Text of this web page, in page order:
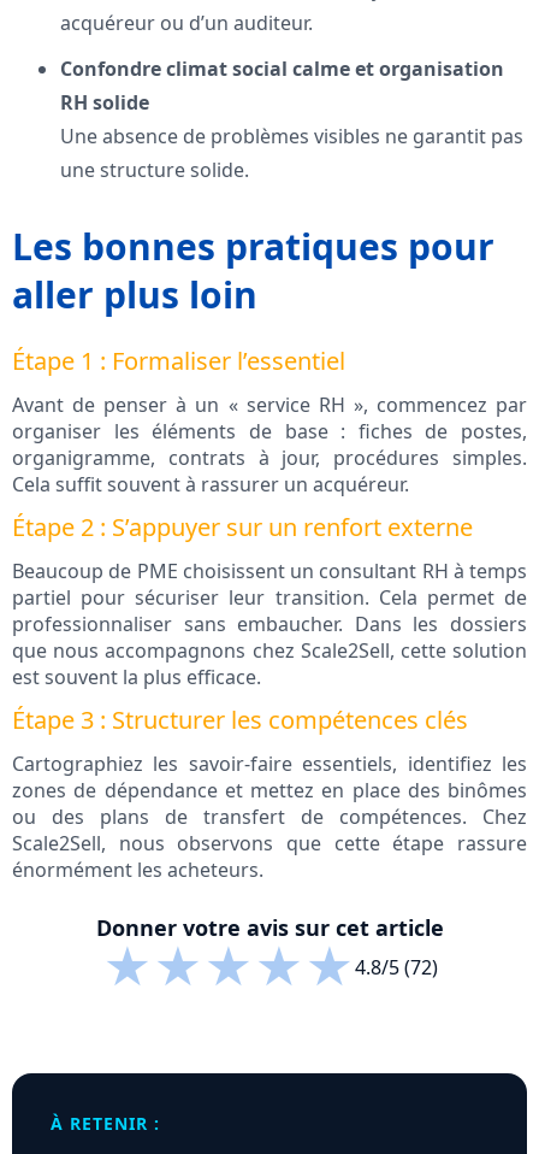
acquéreur ou d’un auditeur.
Confondre climat social calme et organisation
RH solide
Une absence de problèmes visibles ne garantit pas
une structure solide.
Les bonnes pratiques pour
aller plus loin
Étape 1 : Formaliser l’essentiel
Avant de penser à un « service RH », commencez par
organiser les éléments de base : fiches de postes,
organigramme, contrats à jour, procédures simples.
Cela suffit souvent à rassurer un acquéreur.
Étape 2 : S’appuyer sur un renfort externe
Beaucoup de PME choisissent un consultant RH à temps
partiel pour sécuriser leur transition. Cela permet de
professionnaliser sans embaucher. Dans les dossiers
que nous accompagnons chez Scale2Sell, cette solution
est souvent la plus efficace.
Étape 3 : Structurer les compétences clés
Cartographiez les savoir-faire essentiels, identifiez les
zones de dépendance et mettez en place des binômes
ou des plans de transfert de compétences. Chez
Scale2Sell, nous observons que cette étape rassure
énormément les acheteurs.
Donner votre avis sur cet article
★★★★★4.8/5 (72)
À RETENIR :